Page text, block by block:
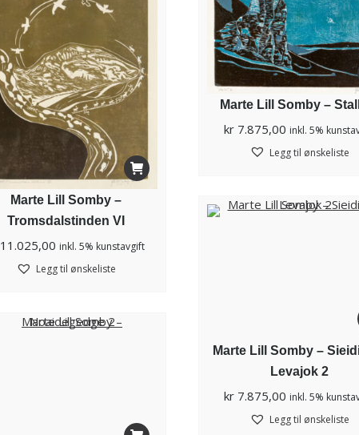
Marte Lill Somby –
Tromsdalstinden VI
11.025,00 inkl. 5% kunstavgift
Legg til ønskeliste
Marte Lill Somby –
kr7.875,00 inkl. 5%
Legg til ønskeliste
Marte Lill Somby –
Levajok 2
kr7.875,00 inkl. 5%
Legg til ønskeliste